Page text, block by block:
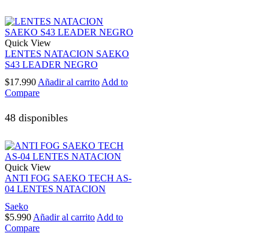
Quick View
LENTES NATACION SAEKO
S43 LEADER NEGRO
$17.990 Añadir al carrito Add to
Compare
48 disponibles
Quick View
ANTI FOG SAEKO TECH AS-
04 LENTES NATACION
Saeko
$5.990 Añadir al carrito Add to
Compare